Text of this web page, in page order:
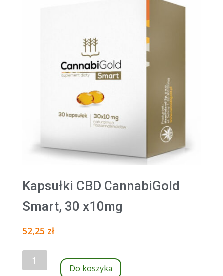
Kapsułki CBD CannabiGold
Smart, 30 x10mg
52,25 zł
ilość
Kapsułki
Do koszyka